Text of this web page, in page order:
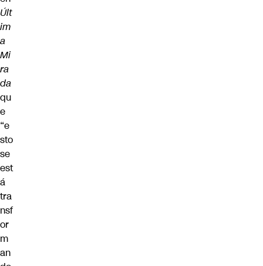
Últ
im
a
Mi
ra
da
qu
e
“e
sto
se
est
á
tra
nsf
or
m
an